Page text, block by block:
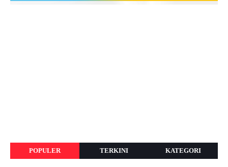
POPULER TERKINI KATEGORI